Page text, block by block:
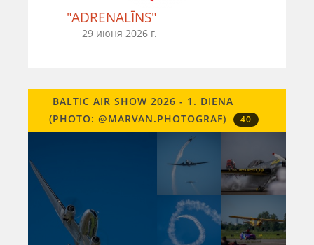
"ADRENALĪNS"
29 июня 2026 г.
BALTIC AIR SHOW 2026 - 1. DIENA
(PHOTO: @MARVAN.PHOTOGRAF)
40